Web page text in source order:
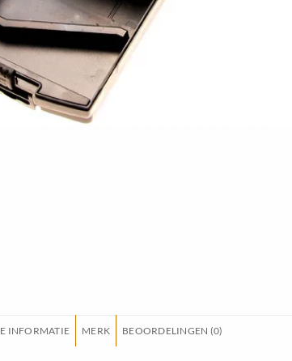
INFORMATIE MERK BEOORDELINGEN (0)